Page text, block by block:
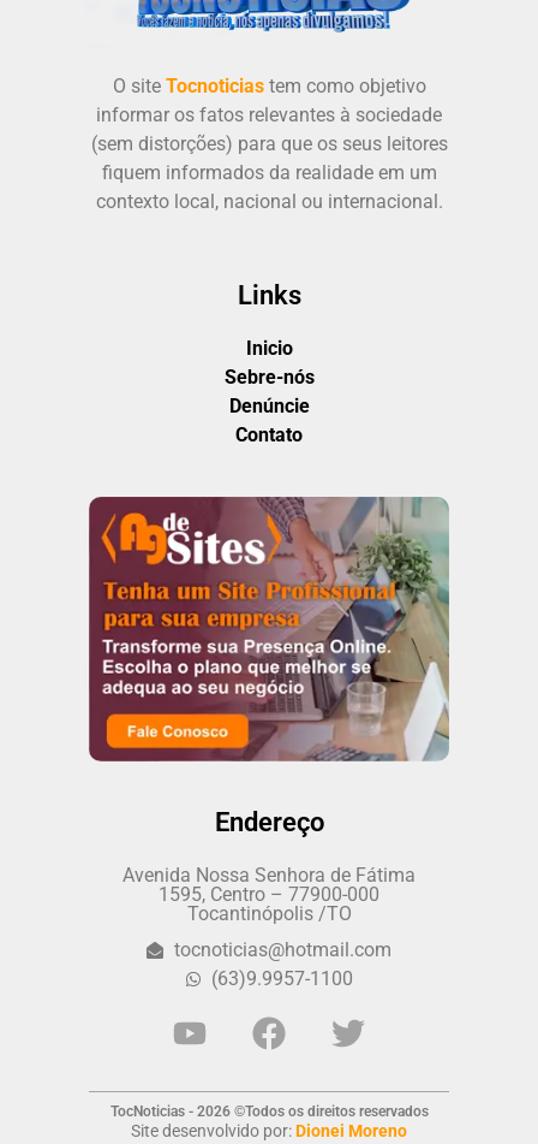
O site Tocnoticiastem como objetivo
informar os fatos relevantes à sociedade
(sem distorções) para que os seus leitores
fiquem informados da realidade em um
contexto local, nacional ou internacional.
Links
Inicio
Sebre-nós
Denúncie
Contato
Endereço
Avenida Nossa Senhora de Fátima
1595, Centro – 77900-000
Tocantinópolis /TO
tocnoticias@hotmail.com
(63)9.9957-1100
TocNoticias - 2026 ©Todos os direitos reservados
Site desenvolvido por:Dionei Moreno